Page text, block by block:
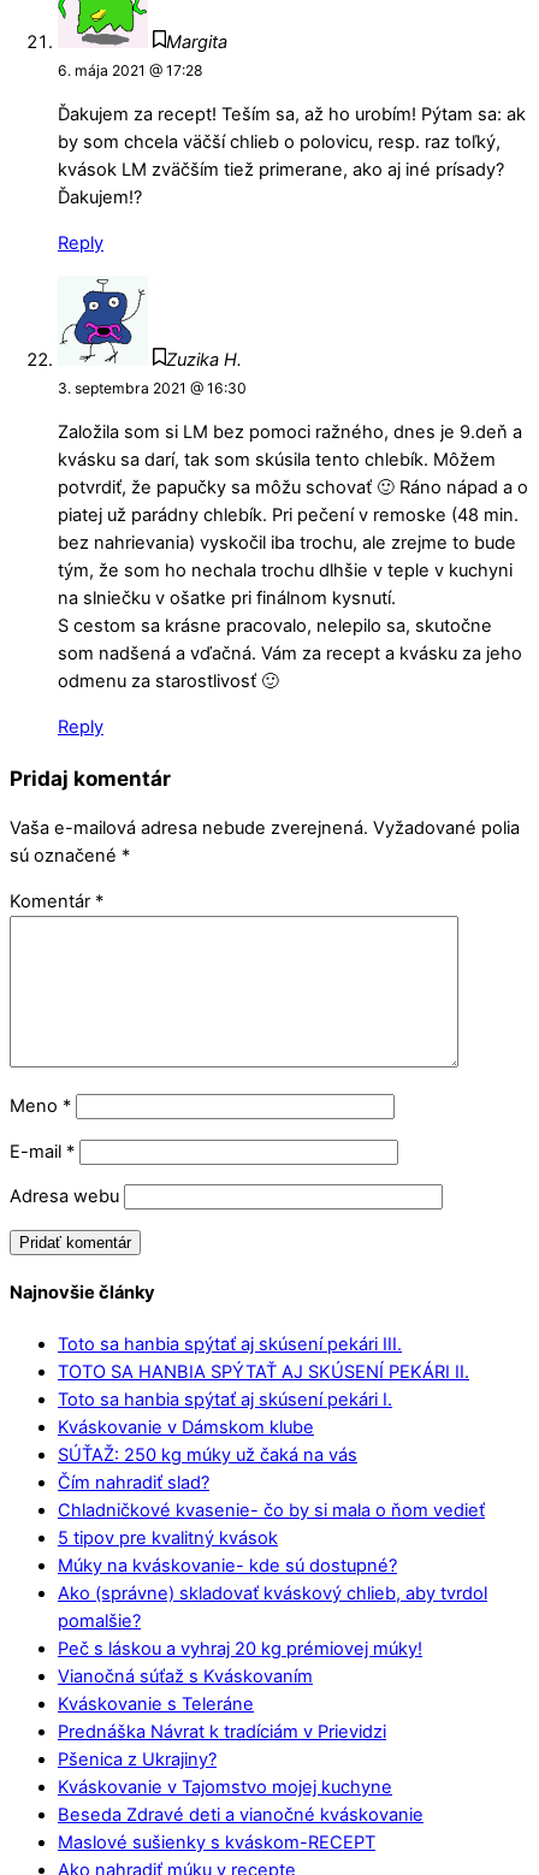
Margita
6. mája 2021 @ 17:28
Ďakujem za recept! Teším sa, až ho urobím! Pýtam sa: ak
by som chcela väčší chlieb o polovicu, resp. raz toľký,
kvások LM zväčším tiež primerane, ako aj iné prísady?
Ďakujem!?
Reply
Zuzika H.
3. septembra 2021 @ 16:30
Založila som si LM bez pomoci ražného, dnes je 9.deň a
kvásku sa darí, tak som skúsila tento chlebík. Môžem
potvrdiť, že papučky sa môžu schovať 🙂 Ráno nápad a o
piatej už parádny chlebík. Pri pečení v remoske (48 min.
bez nahrievania) vyskočil iba trochu, ale zrejme to bude
tým, že som ho nechala trochu dlhšie v teple v kuchyni
na slniečku v ošatke pri finálnom kysnutí.
S cestom sa krásne pracovalo, nelepilo sa, skutočne
som nadšená a vďačná. Vám za recept a kvásku za jeho
odmenu za starostlivosť 🙂
Reply
Pridaj komentár
Vaša e-mailová adresa nebude zverejnená. Vyžadované polia
sú označené *
Komentár *
Meno *
E-mail *
Adresa webu
Najnovšie články
Toto sa hanbia spýtať aj skúsení pekári III.
TOTO SA HANBIA SPÝTAŤ AJ SKÚSENÍ PEKÁRI II.
Toto sa hanbia spýtať aj skúsení pekári I.
Kváskovanie v Dámskom klube
SÚŤAŽ: 250 kg múky už čaká na vás
Čím nahradiť slad?
Chladničkové kvasenie- čo by si mala o ňom vedieť
5 tipov pre kvalitný kvások
Múky na kváskovanie- kde sú dostupné?
Ako (správne) skladovať kváskový chlieb, aby tvrdol
pomalšie?
Peč s láskou a vyhraj 20 kg prémiovej múky!
Vianočná súťaž s Kváskovaním
Kváskovanie s Teleráne
Prednáška Návrat k tradíciám v Prievidzi
Pšenica z Ukrajiny?
Kváskovanie v Tajomstvo mojej kuchyne
Beseda Zdravé deti a vianočné kváskovanie
Maslové sušienky s kváskom-RECEPT
Ako nahradiť múku v recepte